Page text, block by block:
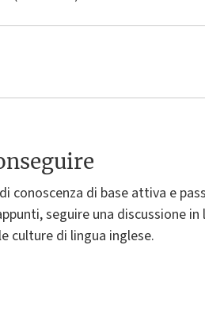
conoscenza di base attiva e
seguire una discussione
culture di lingua inglese.